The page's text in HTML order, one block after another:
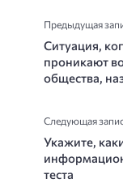
Предыдущая
Ситуация,
проникают
общества,
Следующая
Укажите,
теста